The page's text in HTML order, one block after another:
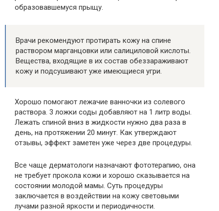
образовавшемуся прыщу.
Врачи рекомендуют протирать кожу на спине
раствором марганцовки или салициловой кислоты.
Вещества, входящие в их состав обеззараживают
кожу и подсушивают уже имеющиеся угри.
Хорошо помогают лежачие ванночки из солевого
раствора. 3 ложки соды добавляют на 1 литр воды.
Лежать спиной вниз в жидкости нужно два раза в
день, на протяжении 20 минут. Как утверждают
отзывы, эффект заметен уже через две процедуры.
Все чаще дерматологи назначают фототерапию, она
не требует прокола кожи и хорошо сказывается на
состоянии молодой мамы. Суть процедуры
заключается в воздействии на кожу световыми
лучами разной яркости и периодичности.